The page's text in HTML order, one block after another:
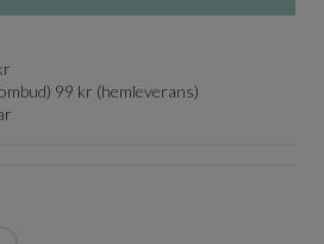
99 kr (hemleverans)